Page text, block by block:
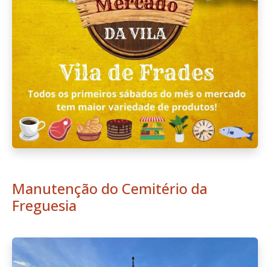
Manutenção do Cemitério da
Freguesia